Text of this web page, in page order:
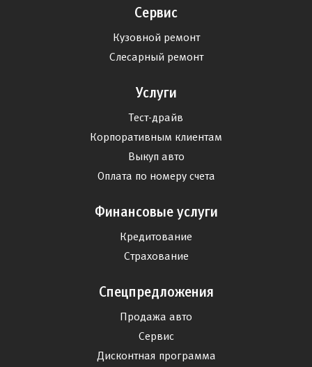
Сервис
Кузовной ремонт
Слесарный ремонт
Услуги
Тест-драйв
Корпоративным клиентам
Выкуп авто
Оплата по номеру счета
Финансовые услуги
Кредитование
Страхование
Спецпредложения
Продажа авто
Сервис
Дисконтная программа